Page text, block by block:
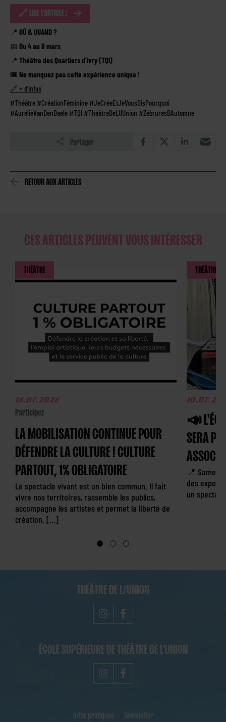
🔗 LIRE L’ARTICLE :
📍 OÙ & QUAND ?
📅 Du 4 au 8 mars
📍 Théâtre des Quartiers d’Ivry (TQI)
🎟️ Ne manquez pas cette expérience unique !
🔗 + d’infos
#Théâtre #CréationFéminine #JeCréeEtJeVousDisPourquoi
#AurélieVanDenDaele #TQI #ThéâtreDeLUUnion #ZébruresDAutomne
Partager
RETOUR AUX ARTICLES
CES ARTICLES PEUVENT VOUS INTÉRESSER
THÉÂTRE
16.07.2026
Participez
LA MOBILISATION CONTINUE POUR
DÉFENDRE LA CULTURE ! CULTURE
PARTOUT, 1% OBLIGATOIRE
Le spectacle vivant est un bien commun. Il fait
vivre nos territoires, rassemble les publics,
accompagne les artistes et permet la liberté de
création. […]
THÉÂTRE
📣
SERA
📍 Samedi
des
un
THÉÂTRE DE L/UNION
ÉCOLE SUPÉRIEURE DE THÉÂTRE DE L'UNION
Infos pratiques
Newsletter